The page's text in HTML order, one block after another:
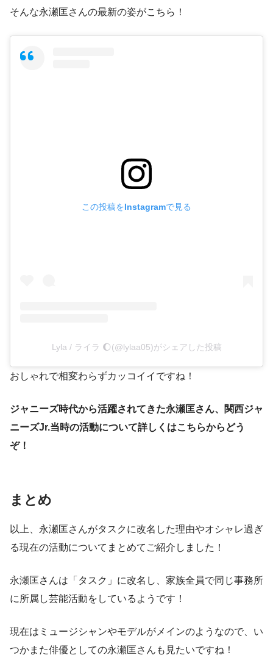
そんな永瀬匡さんの最新の姿がこちら！
この投稿をInstagramで見る
Lyla / ライラ 🌔(@lylaa05)がシェアした投稿
おしゃれで相変わらずカッコイイですね！
ジャニーズ時代から活躍されてきた永瀬匡さん、関西ジャ
ニーズJr.当時の活動について詳しくはこちらからどう
ぞ！
まとめ
以上、永瀬匡さんがタスクに改名した理由やオシャレ過ぎ
る現在の活動についてまとめてご紹介しました！
永瀬匡さんは「タスク」に改名し、家族全員で同じ事務所
に所属し芸能活動をしているようです！
現在はミュージシャンやモデルがメインのようなので、い
つかまた俳優としての永瀬匡さんも見たいですね！